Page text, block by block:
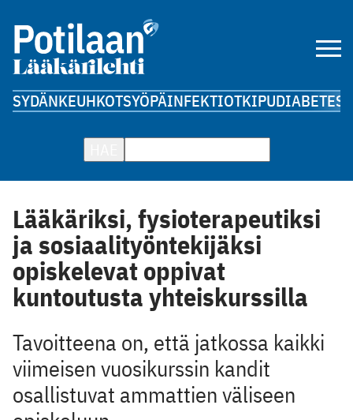
SYDÄNKEUHKOTSYÖPÄINFEKTIOTKIPUDIABETES
Lääkäriksi, fysioterapeutiksi
ja sosiaalityöntekijäksi
opiskelevat oppivat
kuntoutusta yhteiskurssilla
Tavoitteena on, että jatkossa kaikki
viimeisen vuosikurssin kandit
osallistuvat ammattien väliseen